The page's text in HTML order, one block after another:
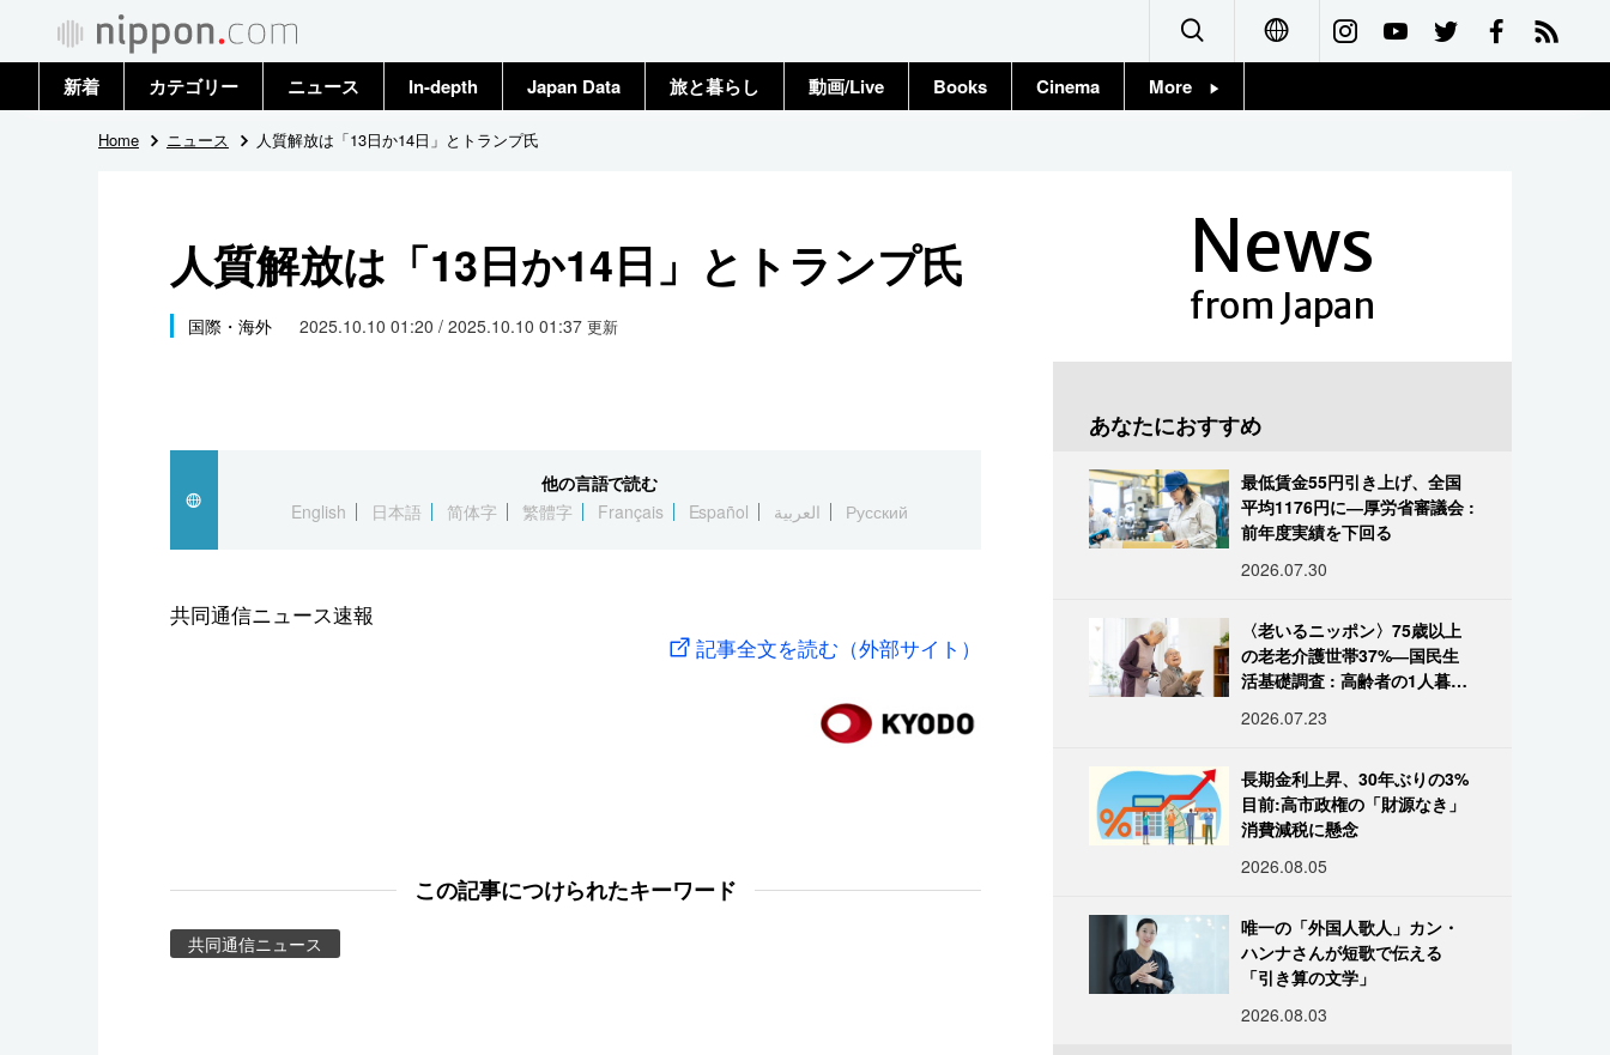
Français
新着 カテゴリー
政治・外交
科学・技術
暮らし
ニュース
トップ
In-depth Japan Data 旅と暮らし 動画/Live Books Cinema More
Home ニュース 人質解放は「13日か14日」とトランプ氏
人質解放は「13日か14日」とトランプ氏
国際・海外 2025.10.10 01:20 / 2025.10.10 01:37 更新
他の言語で読む
English
日本語 简体字 繁體字 Français Español العربية Русский
共同通信ニュース速報
記事全文を読む（外部サイト）
この記事につけられたキーワード
共同通信ニュース
News
from Japan
あなたにおすすめ
最低賃金55円引き上げ、全国
平均1176円に―厚労省審議会 :
前年度実績を下回る
2026.07.30
〈老いるニッポン〉75歳以上
の老老介護世帯37%―国民生
活基礎調査 : 高齢者の1人暮ら
2026.07.23
長期金利上昇、30年ぶりの3%
目前:高市政権の「財源なき」
消費減税に懸念
2026.08.05
唯一の「外国人歌人」カン・
ハンナさんが短歌で伝える
「引き算の文学」
2026.08.03